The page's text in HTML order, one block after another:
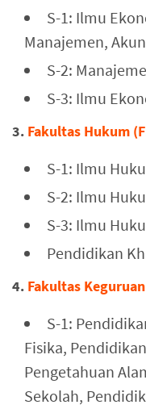
S-1: Ilmu
Manajemen,
S-2:
S-3: Ilmu
3. Fakultas Hukum
S-1: Ilmu
S-2: Ilmu
S-3: Ilmu
Pendidikan
4. Fakultas
S-1:
Fisika,
Pengetahuan
Sekolah,